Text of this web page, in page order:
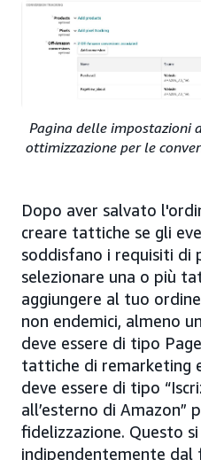
Pagina delle impostazioni
ottimizzazione per le
Dopo aver salvato
creare tattiche se gli
soddisfano i requisiti di
selezionare una o più
aggiungere al tuo
non endemici, almeno
deve essere di tipo
tattiche di remarketing
deve essere di tipo
all’esterno di Amazon”
fidelizzazione. Questo
indipendentemente dal